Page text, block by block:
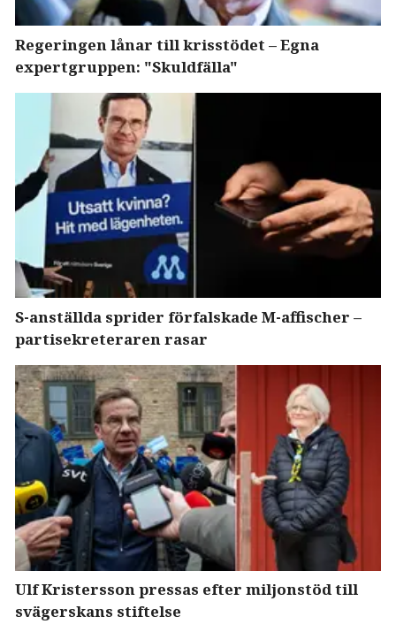
Regeringen lånar till krisstödet – Egna
expertgruppen: "Skuldfälla"
S-anställda sprider förfalskade M-affischer –
partisekreteraren rasar
Ulf Kristersson pressas efter miljonstöd till
svägerskans stiftelse